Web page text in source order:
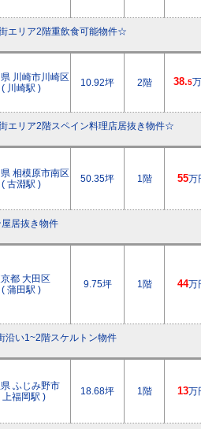
エリア2階重飲食可能物件☆
川崎市川崎区
( 川崎駅 )
10.92坪 2階 38.5
エリア2階スペイン料理店居抜き物件☆
相模原市南区
( 古淵駅 )
50.35坪 1階 55万
居抜き物件
都 大田区
( 蒲田駅 )
9.75坪 1階 44万
沿い1~2階スケルトン物件
ふじみ野市
上福岡駅 )
18.68坪 1階 13万